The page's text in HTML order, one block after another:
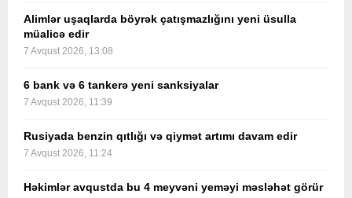
Alimlər uşaqlarda böyrək çatışmazlığını yeni üsulla
müalicə edir
7 Avqust 2026, 13:08
6 bank və 6 tankerə yeni sanksiyalar
7 Avqust 2026, 11:39
Rusiyada benzin qıtlığı və qiymət artımı davam edir
7 Avqust 2026, 11:24
Həkimlər avqustda bu 4 meyvəni yeməyi məsləhət görür